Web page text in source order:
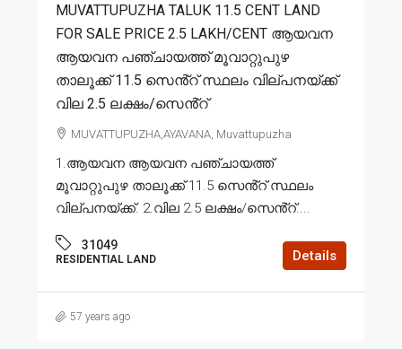
MUVATTUPUZHA TALUK 11.5 CENT LAND
FOR SALE PRICE 2.5 LAKH/CENT ആയവന
ആയവന പഞ്ചായത്ത് മൂവാറ്റുപുഴ
താലൂക്ക് 11.5 സെൻ്റ് സ്ഥലം വില്പനയ്ക്ക്
വില 2.5 ലക്ഷം/സെൻ്റ്
MUVATTUPUZHA,AYAVANA, Muvattupuzha
1.ആയവന ആയവന പഞ്ചായത്ത്
മൂവാറ്റുപുഴ താലൂക്ക് 11.5 സെൻ്റ് സ്ഥലം
വില്പനയ്ക്ക്. 2.വില 2.5 ലക്ഷം/സെൻ്റ്....
31049
RESIDENTIAL LAND Details
57 years ago